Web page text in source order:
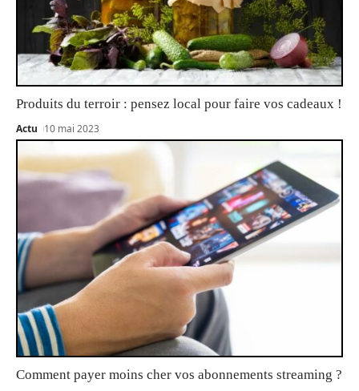
Produits du terroir : pensez local pour faire vos cadeaux !
Actu 10 mai 2023
Comment payer moins cher vos abonnements streaming ?